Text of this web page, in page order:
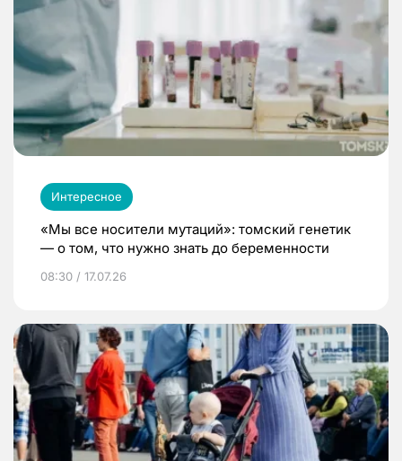
Интересное
«Мы все носители мутаций»: томский генетик
— о том, что нужно знать до беременности
08:30 / 17.07.26